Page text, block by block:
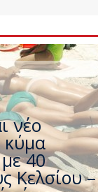
ο
την ώρα